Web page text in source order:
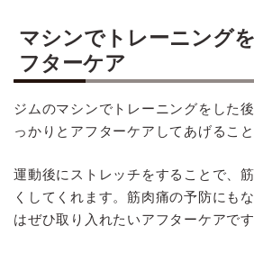
マシンでトレーニング
フターケア
ジムのマシンでトレーニングをした
っかりとアフターケアしてあげること
運動後にストレッチをすることで、
くしてくれます。筋肉痛の予防にも
はぜひ取り入れたいアフターケアです